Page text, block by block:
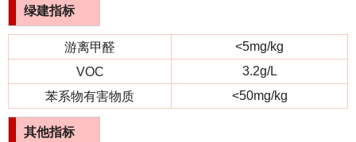
绿建指标
游离甲醛
<5mg/kg
VOC
3.2g/L
苯系物有害物质
<50mg/kg
其他指标